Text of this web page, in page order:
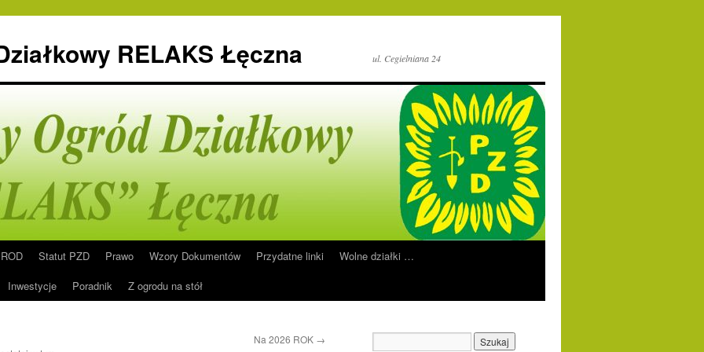
RELAKS Łęczna ul. Cegielniana 24
Statut PZD Prawo Wzory Dokumentów Przydatne linki
Wolne działki …
Inwestycje Poradnik Z ogrodu na stół
Na 2026 ROK →